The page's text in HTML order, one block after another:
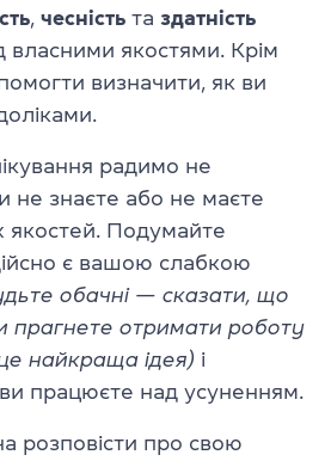
, чесність та здатність
власними якостями. Крім
визначити, як ви
радимо не
не знаєте або не маєте
Подумайте
є вашою слабкою
обачні — сказати, що
прагнете отримати роботу
найкраща ідея) і
працюєте над усуненням.
розповісти про свою